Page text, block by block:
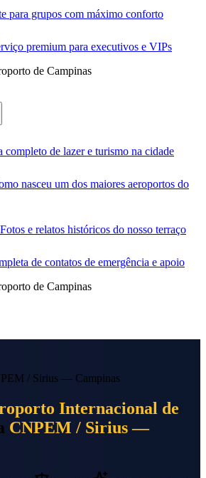
para grupos com máximo conforto
premium para executivos e VIPs
de Campinas
completo de lazer e turismo na cidade
nasceu um dos maiores aeroportos do
Fotos e relatos históricos do nosso terraço
de contatos de emergência e apoio
de Campinas
/ Sirius — Campinas
Internacional de
CNPEM / Sirius —